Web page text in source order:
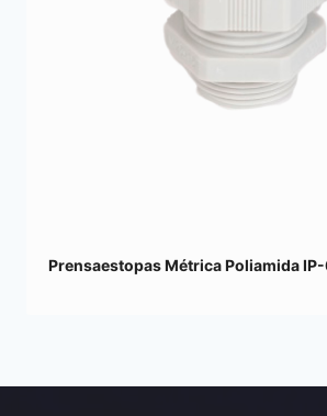
Prensaestopas Métrica Poliamida